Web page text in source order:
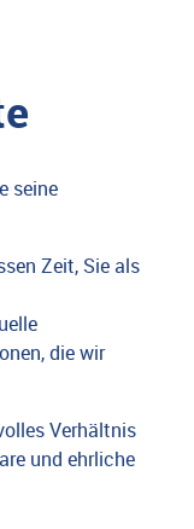
seine
Zeit, Sie als
die wir
Verhältnis
und ehrliche